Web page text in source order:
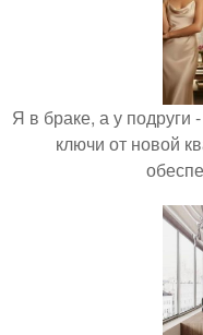
Я в браке, а у подруги
ключи от новой